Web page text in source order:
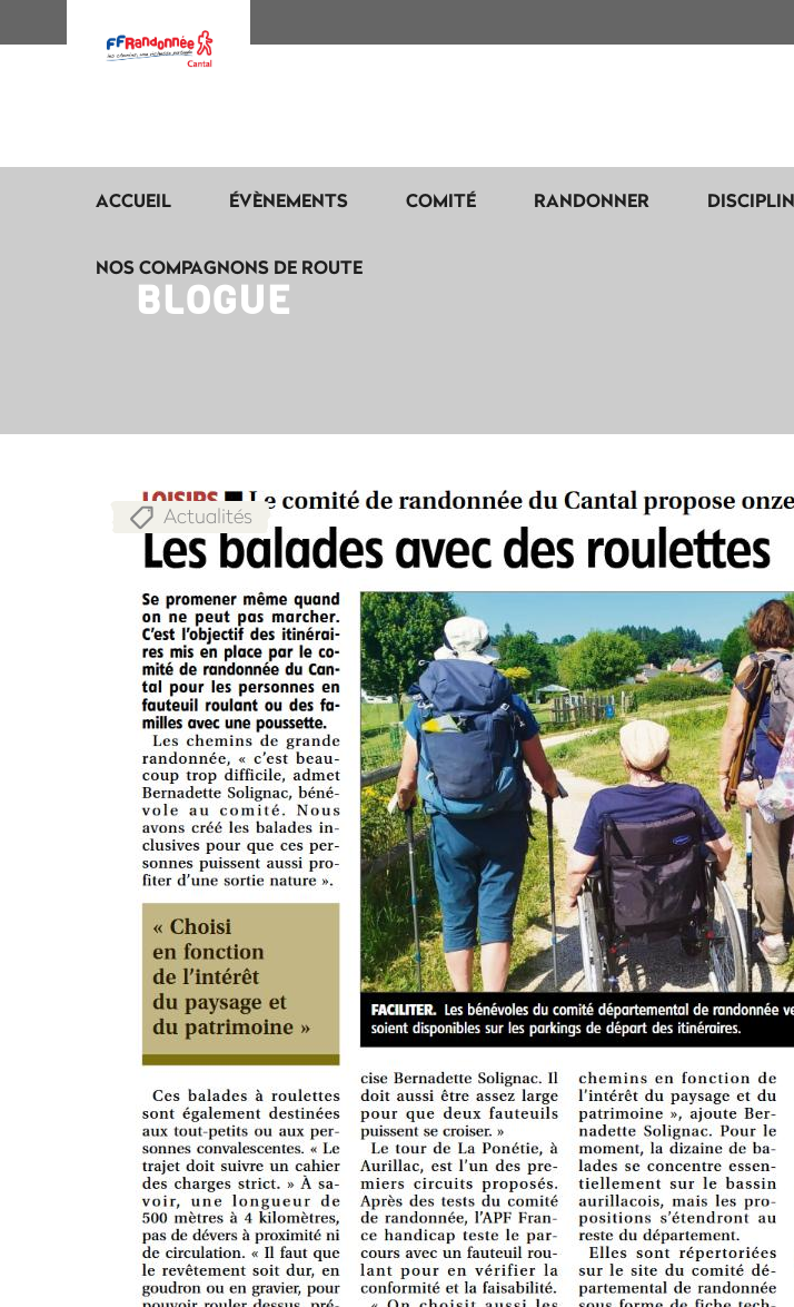
ACCUEIL ÉVÈNEMENTS COMITÉ RANDONNER
NOS COMPAGNONS DE ROUTE
BLOGUE
Actualités